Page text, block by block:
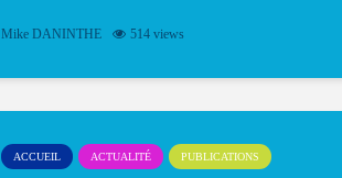
Mike DANINTHE 514 views
ACCUEIL ACTUALITÉ PUBLICATIONS